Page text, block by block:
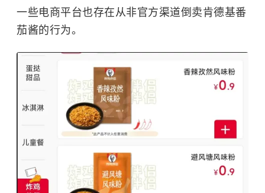
一些电商平台也存在从非官方渠道倒卖肯德基番
茄酱的行为。